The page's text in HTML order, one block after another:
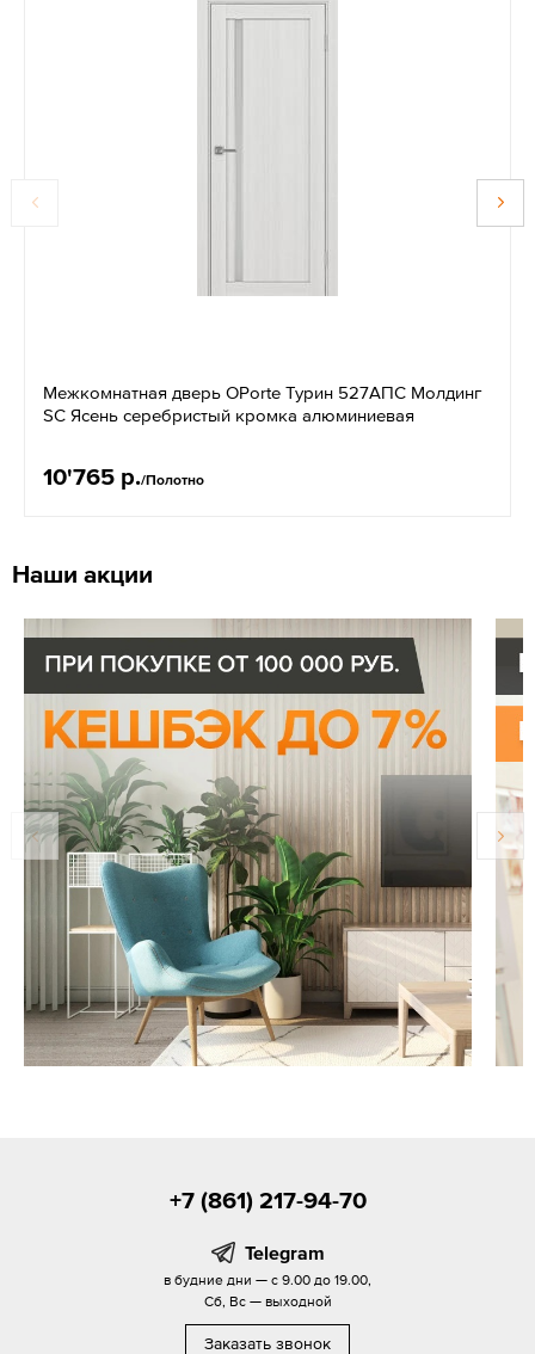
Межкомнатная дверь OPorte Турин 527АПС Молдинг
SC Ясень серебристый кромка алюминиевая
10'765 р./Полотно
Наши акции
+7 (861) 217-94-70
Telegram
в будние дни — с 9.00 до 19.00,
Сб, Вс — выходной
Заказать звонок